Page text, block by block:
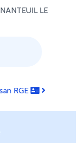
LE
RGE